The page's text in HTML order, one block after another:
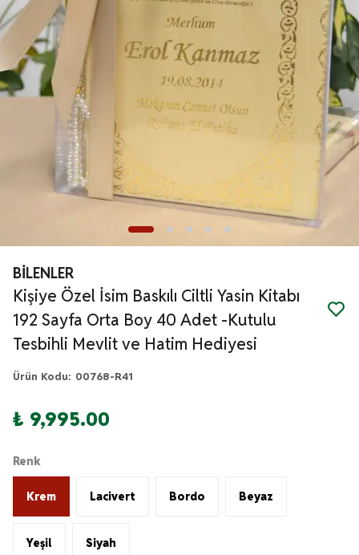
BİLENLER
Kişiye Özel İsim Baskılı Ciltli Yasin Kitabı
192 Sayfa Orta Boy 40 Adet -Kutulu
Tesbihli Mevlit ve Hatim Hediyesi
Ürün Kodu: 00768-R41
₺ 9,995.00
Renk
Krem Lacivert Bordo Beyaz
Yeşil Siyah